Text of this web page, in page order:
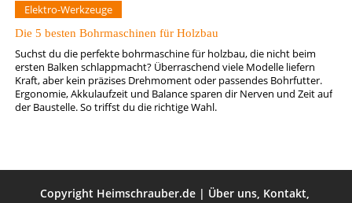
Elektro-Werkzeuge
Die 5 besten Bohrmaschinen für Holzbau
Suchst du die perfekte bohrmaschine für holzbau, die nicht beim
ersten Balken schlappmacht? Überraschend viele Modelle liefern
Kraft, aber kein präzises Drehmoment oder passendes Bohrfutter.
Ergonomie, Akkulaufzeit und Balance sparen dir Nerven und Zeit auf
der Baustelle. So triffst du die richtige Wahl.
Copyright Heimschrauber.de | Über uns, Kontakt,